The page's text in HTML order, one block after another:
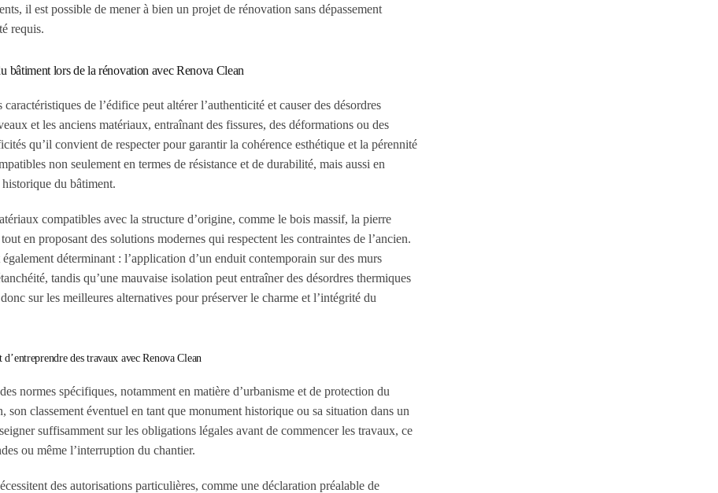
il est possible de mener à bien un projet de rénovation sans dépassement
requis.
bâtiment lors de la rénovation avec Renova Clean
de l’édifice peut altérer l’authenticité et causer des désordres
et les anciens matériaux, entraînant des fissures, des déformations ou des
qu’il convient de respecter pour garantir la cohérence esthétique et la pérennité
non seulement en termes de résistance et de durabilité, mais aussi en
du bâtiment.
compatibles avec la structure d’origine, comme le bois massif, la pierre
en proposant des solutions modernes qui respectent les contraintes de l’ancien.
déterminant : l’application d’un enduit contemporain sur des murs
tandis qu’une mauvaise isolation peut entraîner des désordres thermiques
sur les meilleures alternatives pour préserver le charme et l’intégrité du
des travaux avec Renova Clean
normes spécifiques, notamment en matière d’urbanisme et de protection du
classement éventuel en tant que monument historique ou sa situation dans un
suffisamment sur les obligations légales avant de commencer les travaux, ce
ou même l’interruption du chantier.
des autorisations particulières, comme une déclaration préalable de